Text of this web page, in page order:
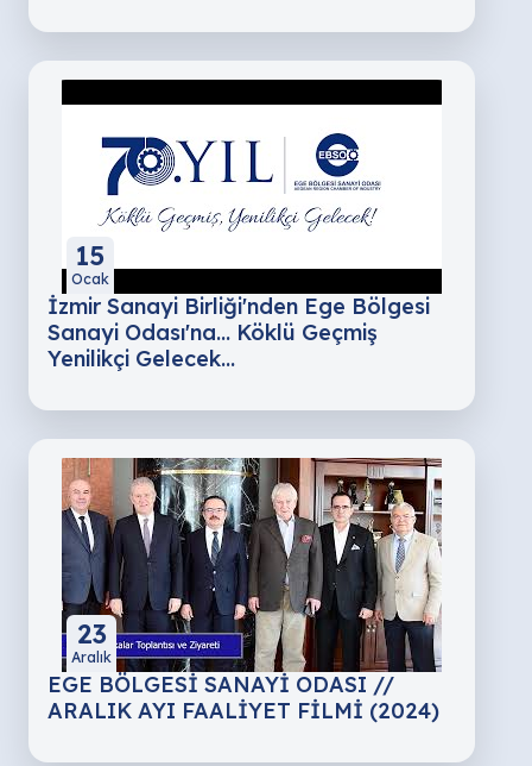
15
Ocak
İzmir Sanayi Birliği'nden Ege Bölgesi
Sanayi Odası'na... Köklü Geçmiş
Yenilikçi Gelecek...
23
Aralık
EGE BÖLGESİ SANAYİ ODASI //
ARALIK AYI FAALİYET FİLMİ (2024)